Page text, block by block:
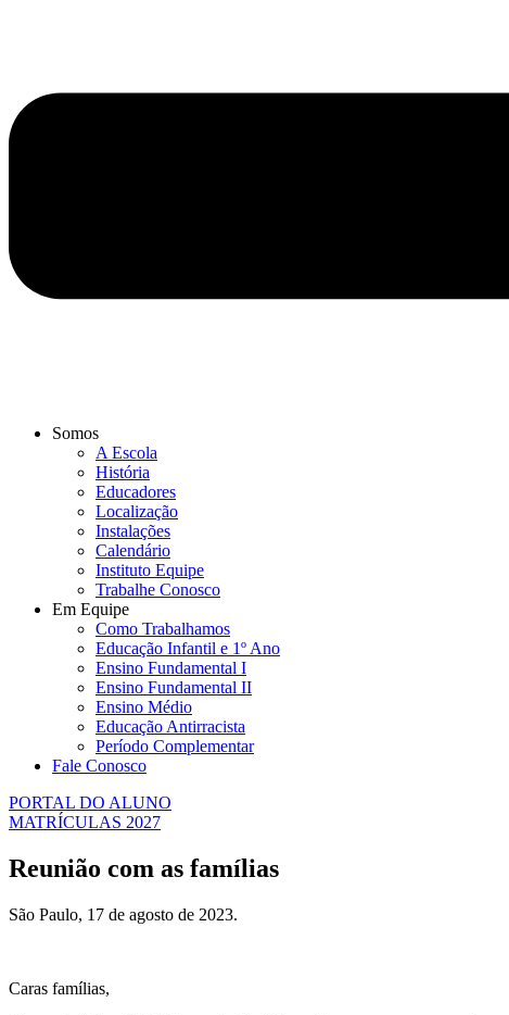
Somos
A Escola
História
Educadores
Localização
Instalações
Calendário
Instituto Equipe
Trabalhe Conosco
Em Equipe
Como Trabalhamos
Educação Infantil e 1º Ano
Ensino Fundamental I
Ensino Fundamental II
Ensino Médio
Educação Antirracista
Período Complementar
Fale Conosco
PORTAL DO ALUNO
MATRÍCULAS 2027
Reunião com as famílias
São Paulo, 17 de agosto de 2023.
Caras famílias,